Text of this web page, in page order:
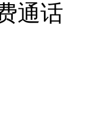
通话